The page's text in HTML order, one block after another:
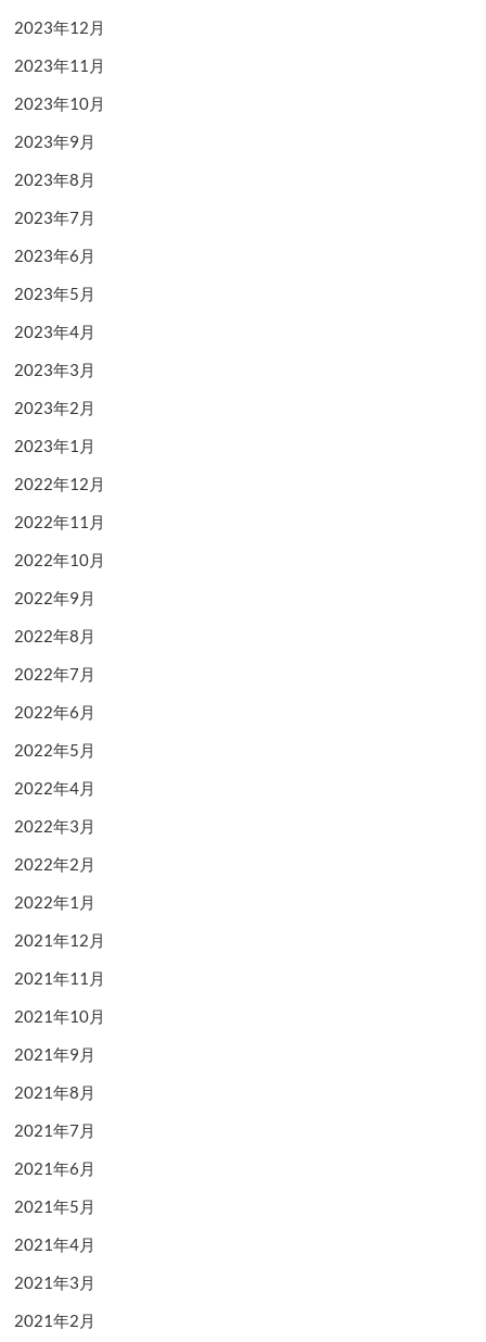
2023年12月
2023年11月
2023年10月
2023年9月
2023年8月
2023年7月
2023年6月
2023年5月
2023年4月
2023年3月
2023年2月
2023年1月
2022年12月
2022年11月
2022年10月
2022年9月
2022年8月
2022年7月
2022年6月
2022年5月
2022年4月
2022年3月
2022年2月
2022年1月
2021年12月
2021年11月
2021年10月
2021年9月
2021年8月
2021年7月
2021年6月
2021年5月
2021年4月
2021年3月
2021年2月